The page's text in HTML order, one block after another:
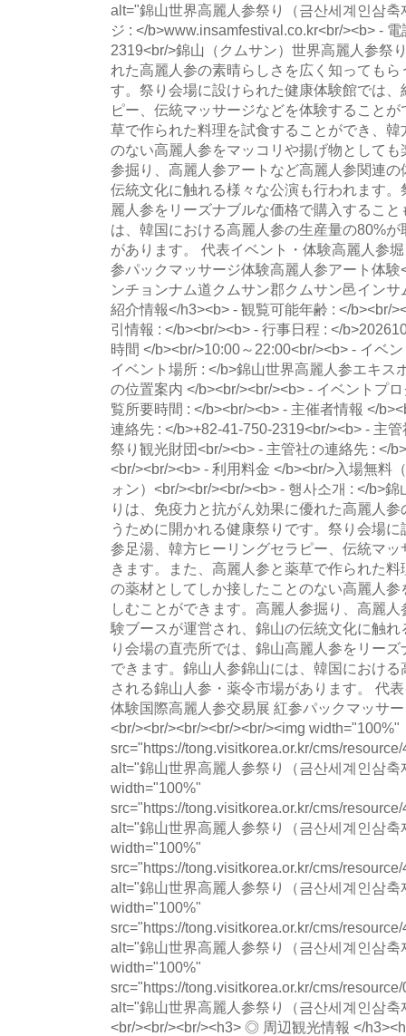
alt="錦山世界高麗人参祭り（금산세계인삼
ジ : </b>www.insamfestival.co.kr<br/><b> -
2319<br/>錦山（クムサン）世界高麗人参祭
れた高麗人参の素晴らしさを広く知っても
す。祭り会場に設けられた健康体験館では
ピー、伝統マッサージなどを体験すること
草で作られた料理を試食することができ、
のない高麗人参をマッコリや揚げ物として
参掘り、高麗人参アートなど高麗人参関連
伝統文化に触れる様々な公演も行われます
麗人参をリーズナブルな価格で購入するこ
は、韓国における高麗人参の生産量の80%
があります。 代表イベント・体験高麗人参
参パックマッサージ体験高麗人参アート体験
ンチョンナム道クムサン郡クムサン邑イン
紹介情報</h3><b> - 観覧可能年齢 : </b><br/
引情報 : </b><br/><b> - 行事日程 : </
時間 </b><br/>10:00～22:00<br/><b> - イベ
イベント場所 : </b>錦山世界高麗人参エキス
の位置案内 </b><br/><br/><b> - イベントプ
覧所要時間 : </b><br/><b> - 主催者情報 </
連絡先 : </b>+82-41-750-2319<br/><b> - 主
祭り観光財団<br/><b> - 主管社の連絡先 : </
<br/><br/><b> - 利用料金 </b><br/>入場無料
ォン）<br/><br/><br/><b> - 행사소개 : </b>
りは、免疫力と抗がん効果に優れた高麗人
うために開かれる健康祭りです。祭り会場
参足湯、韓方ヒーリングセラピー、伝統マ
きます。また、高麗人参と薬草で作られた
の薬材としてしか接したことのない高麗人
しむことができます。高麗人参掘り、高麗
験ブースが運営され、錦山の伝統文化に触
り会場の直売所では、錦山高麗人参をリー
できます。錦山人参錦山には、韓国におけ
される錦山人参・薬令市場があります。 代
体験国際高麗人参交易展 紅参パックマッサ
<br/><br/><br/><br/><br/><img width="100%"
src="https://tong.visitkorea.or.kr/cms/
alt="錦山世界高麗人参祭り（금산세계인삼축
width="100%"
src="https://tong.visitkorea.or.kr/cms/
alt="錦山世界高麗人参祭り（금산세계인삼축
width="100%"
src="https://tong.visitkorea.or.kr/cms/
alt="錦山世界高麗人参祭り（금산세계인삼축
width="100%"
src="https://tong.visitkorea.or.kr/cms/
alt="錦山世界高麗人参祭り（금산세계인삼축
width="100%"
src="https://tong.visitkorea.or.kr/cms/
alt="錦山世界高麗人参祭り（금산세계인삼축
<br/><br/><br/><h3> ◎ 周辺観光情報 </